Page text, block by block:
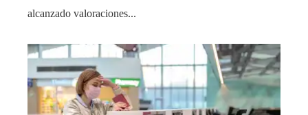
alcanzado valoraciones...